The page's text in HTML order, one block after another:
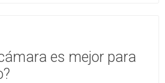
es mejor para